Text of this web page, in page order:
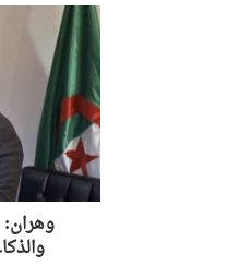
وهران:
توقيع
اتفاقية
إطار
لتطوير
الرقمنة
والذكاء
الاصطناعي
في
وهران: